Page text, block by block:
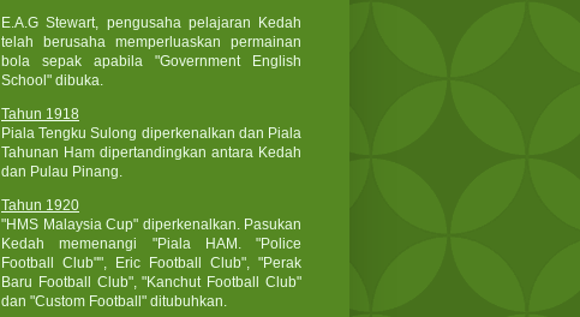
E.A.G Stewart, pengusaha pelajaran Kedah
telah berusaha memperluaskan permainan
bola sepak apabila "Government English
School" dibuka.
Tahun 1918
Piala Tengku Sulong diperkenalkan dan Piala
Tahunan Ham dipertandingkan antara Kedah
dan Pulau Pinang.
Tahun 1920
"HMS Malaysia Cup" diperkenalkan. Pasukan
Kedah memenangi "Piala HAM. "Police
Football Club"", Eric Football Club", "Perak
Baru Football Club", "Kanchut Football Club"
dan "Custom Football" ditubuhkan.